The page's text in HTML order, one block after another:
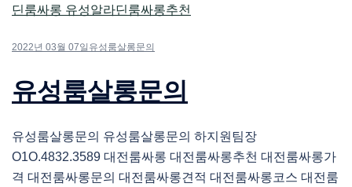
2022년 03월 07일 유성룸살롱문의
유성룸살롱문의
유성룸살롱문의 유성룸살롱문의 하지원팀장
O1O.4832.3589 대전룸싸롱 대전룸싸롱추천 대전룸싸롱가
격 대전룸싸롱문의 대전룸싸롱견적 대전룸싸롱코스 대전룸